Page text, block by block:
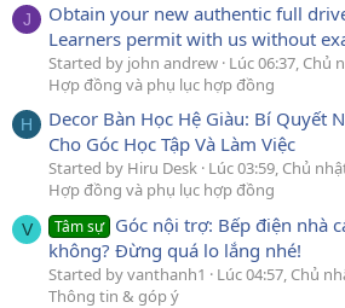
J
Obtain your new authentic full
Learners permit with us without
Started by john andrew Lúc 06:37, Chủ
Hợp đồng và phụ lục hợp đồng
H
Decor Bàn Học Hệ Giàu: Bí Quyết
Cho Góc Học Tập Và Làm Việc
Started by Hiru Desk Lúc 03:59, Chủ
Hợp đồng và phụ lục hợp đồng
V Tâm sự Góc nội trợ: Bếp điện nhà
không? Đừng quá lo lắng nhé!
Started by vanthanh1 Lúc 04:57, Chủ
Thông tin & góp ý